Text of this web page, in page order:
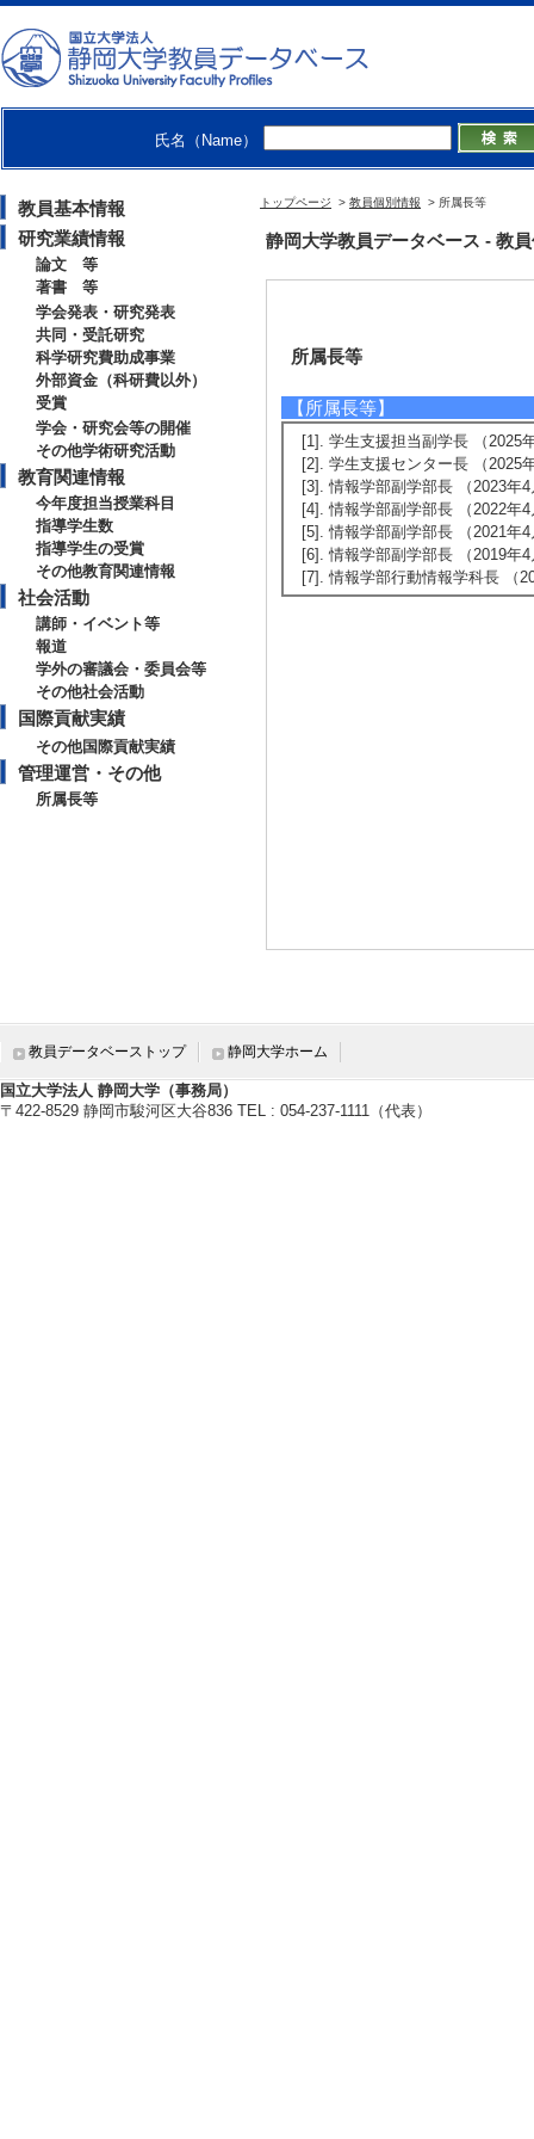
氏名（Name）
教員基本情報
研究業績情報
論文 等
著書 等
学会発表・研究発表
共同・受託研究
科学研究費助成事業
外部資金（科研費以外）
受賞
学会・研究会等の開催
その他学術研究活動
教育関連情報
今年度担当授業科目
指導学生数
指導学生の受賞
その他教育関連情報
社会活動
講師・イベント等
報道
学外の審議会・委員会等
その他社会活動
国際貢献実績
その他国際貢献実績
管理運営・その他
所属長等
トップページ > 教員個別情報 > 所属長等
静岡大学教員データベース - 教
所属長等
【所属長等】
[1]. 学生支援担当副学長 （2025
[2]. 学生支援センター長 （2025
[3]. 情報学部副学部長 （2023年4
[4]. 情報学部副学部長 （2022年
[5]. 情報学部副学部長 （2021年
[6]. 情報学部副学部長 （2019年
[7]. 情報学部行動情報学科長 （
教員データベーストップ 静岡大学ホーム
国立大学法人 静岡大学（事務局）
〒422-8529 静岡市駿河区大谷836 TEL : 054-237-1111（代表）